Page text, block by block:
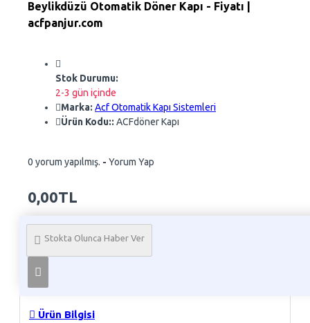
Beylikdüzü Otomatik Döner Kapı - Fiyatı |
acfpanjur.com
Stok Durumu:
2-3 gün içinde
Marka: Acf Otomatik Kapı Sistemleri
Ürün Kodu:: ACFdöner Kapı
0 yorum yapılmış. - Yorum Yap
0,00TL
Stokta Olunca Haber Ver
Telefon İle Sipariş
Ürün Bilgisi